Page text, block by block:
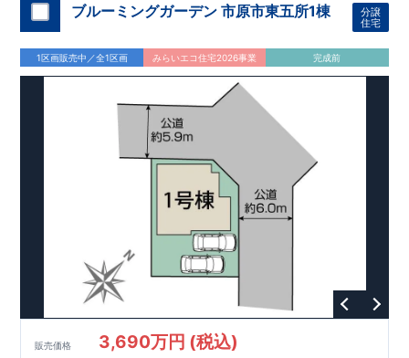
ある
『アイランド風オープンキッチン』 ◆便利な設備！
・一
・梅雨時や花粉の時期のお洗濯も安心『浴室乾燥暖房機』
ブルーミングガーデン 市原市東五所1棟
分譲
住宅
1区画販売中／全1区画 みらいエコ住宅2026事業 完成前
販売価格 3,690万円 (税込)